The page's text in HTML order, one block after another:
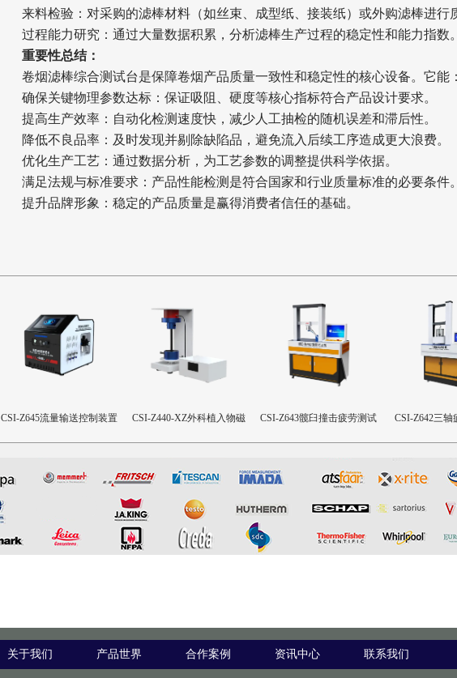
来料检验：‌对采购的滤棒材料（如丝束、成型纸、接装纸）或外购滤棒进行
‌过程能力研究：‌通过大量数据积累，分析滤棒生产过程的稳定性和能力指数。
重要性总结：
卷烟滤棒综合测试台是保障卷烟产品质量一致性和稳定性的‌核心设备‌。它能：
‌确保关键物理参数达标：‌保证吸阻、硬度等核心指标符合产品设计要求。
‌提高生产效率：‌自动化检测速度快，减少人工抽检的随机误差和滞后性。
‌降低不良品率：‌及时发现并剔除缺陷品，避免流入后续工序造成更大浪费。
‌优化生产工艺：‌通过数据分析，为工艺参数的调整提供科学依据。
‌满足法规与标准要求：‌产品性能检测是符合国家和行业质量标准的必要条件。
‌提升品牌形象：‌稳定的产品质量是赢得消费者信任的基础。
CSI-Z645流量输送控制装置
CSI-Z440-XZ外科植入物磁
CSI-Z643髋臼撞击疲劳测试
CSI-Z642三轴
关于我们 产品世界 合作案例 资讯中心 联系我们